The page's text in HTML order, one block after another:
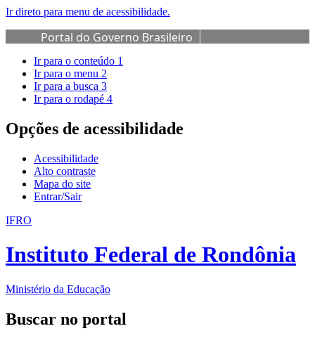
Ir direto para menu de acessibilidade.
Portal do Governo Brasileiro
Ir para o conteúdo 1
Ir para o menu 2
Ir para a busca 3
Ir para o rodapé 4
Opções de acessibilidade
Acessibilidade
Alto contraste
Mapa do site
Entrar/Sair
IFRO
Instituto Federal de Rondônia
Ministério da Educação
Buscar no portal